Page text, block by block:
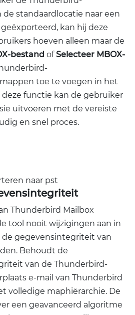
standaardlocatie naar een
kan hij deze
hoeven alleen maar de
bestand ofSelecteer MBOX-
toe te voegen in het
functie kan de gebruiker
uitvoeren met de vereiste
en snel proces.
Thunderbird Mailbox
tool nooit wijzigingen aan in
gegevensintegriteit van
Behoudt de
van de Thunderbird-
e-mail van Thunderbird
volledige maphiërarchie. De
een geavanceerd algoritme